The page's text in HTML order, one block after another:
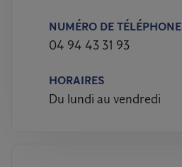
NUMÉRO DE TÉLÉPHONE
04 94 43 31 93
HORAIRES
Du lundi au vendredi